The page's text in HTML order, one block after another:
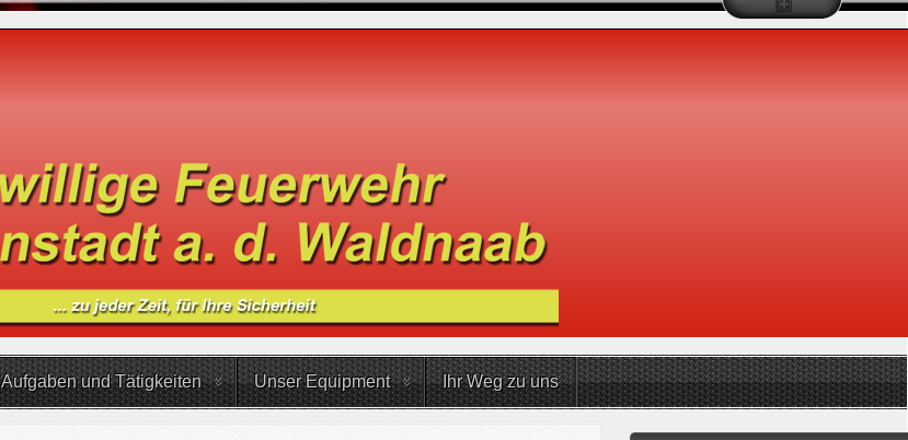
Aufgaben und Tätigkeiten Unser Equipment Ihr Weg zu uns